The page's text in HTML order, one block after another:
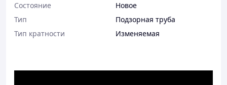
Состояние
Новое
Тип
Подзорная труба
Тип кратности
Изменяемая